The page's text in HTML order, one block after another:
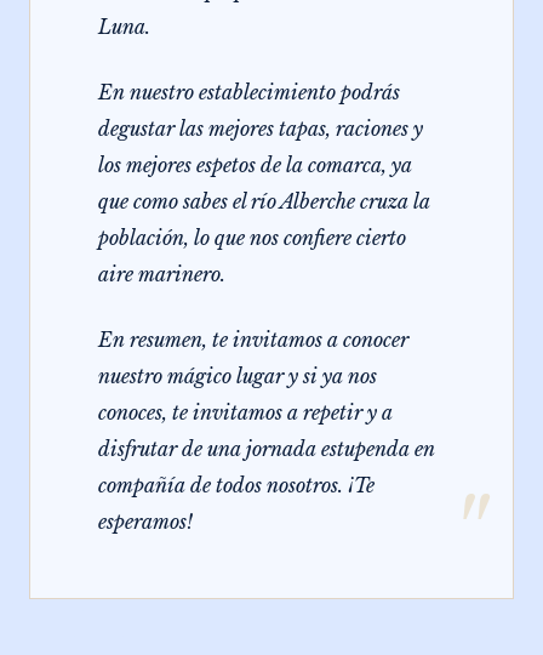
Luna.
En nuestro establecimiento podrás
degustar las mejores tapas, raciones y
los mejores espetos de la comarca, ya
que como sabes el río Alberche cruza la
población, lo que nos confiere cierto
aire marinero.
En resumen, te invitamos a conocer
nuestro mágico lugar y si ya nos
conoces, te invitamos a repetir y a
disfrutar de una jornada estupenda en
compañía de todos nosotros. ¡Te
esperamos!
"